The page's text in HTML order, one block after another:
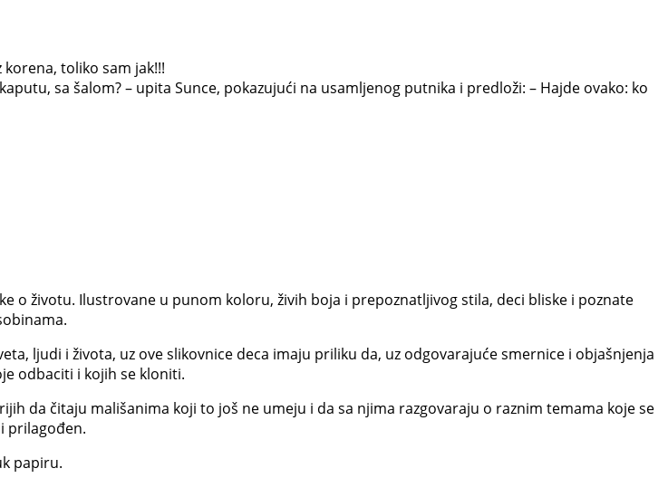
toliko sam jak!!!
sa šalom? – upita Sunce, pokazujući na usamljenog putnika i predloži: – Hajde ovako: ko
o životu. Ilustrovane u punom koloru, živih boja i prepoznatljivog stila, deci bliske i poznate
ljudi i života, uz ove slikovnice deca imaju priliku da, uz odgovarajuće smernice i objašnjenja
odbaciti i kojih se kloniti.
da čitaju mališanima koji to još ne umeju i da sa njima razgovaraju o raznim temama koje se
prilagođen.
papiru.